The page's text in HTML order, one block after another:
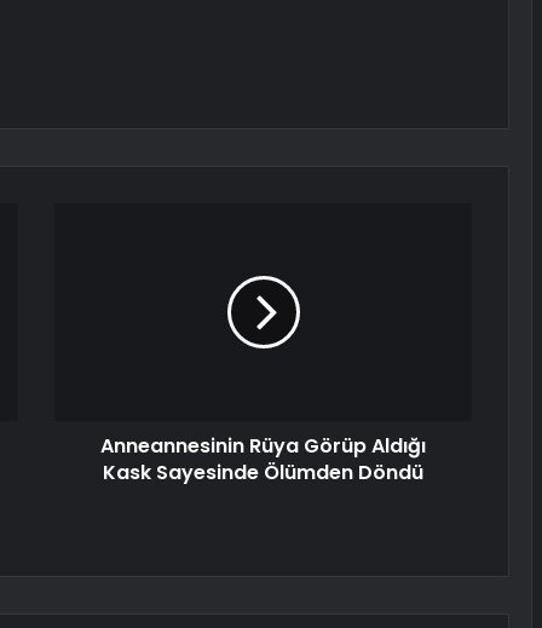
Anneannesinin Rüya Görüp Aldığı
Kask Sayesinde Ölümden Döndü